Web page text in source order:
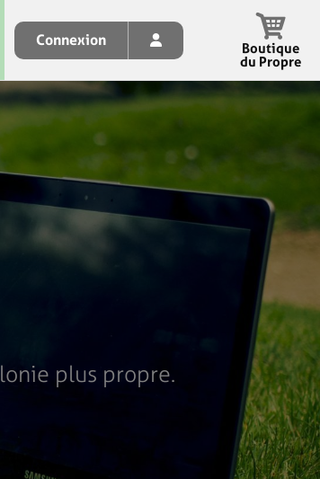
Connexion
Boutique
du Propre
plus propre.